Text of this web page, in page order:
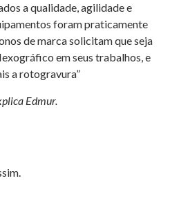
a qualidade, agilidade e
foram praticamente
de marca solicitam que seja
em seus trabalhos, e
a rotogravura”
Edmur.